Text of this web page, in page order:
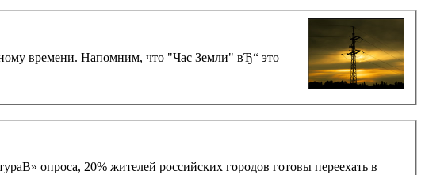
времени. Напомним, что "Час Земли" вЂ“ это
опроса, 20% жителей российских городов готовы переехать в